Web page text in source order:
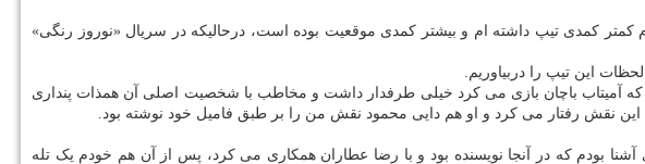
کمتر کمدی تیپ داشته ام و بیشتر کمدی موقعیت بوده است، درحالیکه در سریال «نوروز رنگی»
این تیپ را دربیاوریم.
که آمیتاب باچان بازی می کرد خیلی طرفدار داشت و مخاطب با شخصیت اصلی آن همذات پنداری
نقش رفتار می کرد و او هم دایی محمود نقش من را بر طبق فامیل خود نوشته بود.
بودم که در آنجا نویسنده بود و با رضا عطاران همکاری می کرد، پس از آن هم خودم یک تله